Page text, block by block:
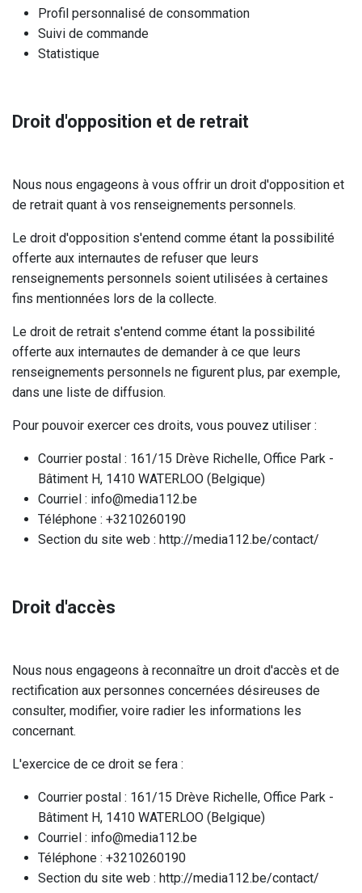
Profil personnalisé de consommation
Suivi de commande
Statistique
Droit d'opposition et de retrait
Nous nous engageons à vous offrir un droit d'opposition et
de retrait quant à vos renseignements personnels.
Le droit d'opposition s'entend comme étant la possibilité
offerte aux internautes de refuser que leurs
renseignements personnels soient utilisées à certaines
fins mentionnées lors de la collecte.
Le droit de retrait s'entend comme étant la possibilité
offerte aux internautes de demander à ce que leurs
renseignements personnels ne figurent plus, par exemple,
dans une liste de diffusion.
Pour pouvoir exercer ces droits, vous pouvez utiliser :
Courrier postal : 161/15 Drève Richelle, Office Park -
Bâtiment H, 1410 WATERLOO (Belgique)
Courriel : info@media112.be
Téléphone : +3210260190
Section du site web : http://media112.be/contact/
Droit d'accès
Nous nous engageons à reconnaître un droit d'accès et de
rectification aux personnes concernées désireuses de
consulter, modifier, voire radier les informations les
concernant.
L'exercice de ce droit se fera :
Courrier postal : 161/15 Drève Richelle, Office Park -
Bâtiment H, 1410 WATERLOO (Belgique)
Courriel : info@media112.be
Téléphone : +3210260190
Section du site web : http://media112.be/contact/